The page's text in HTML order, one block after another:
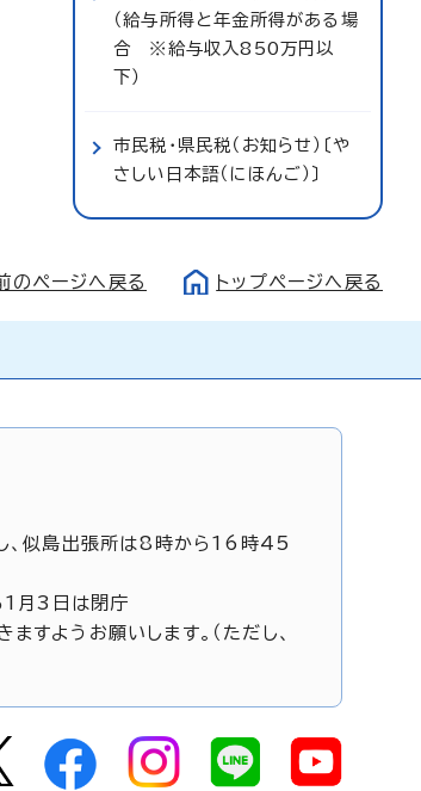
（給与所得と年金所得がある場
合 ※給与収入850万円以
下）
市民税・県民税（お知らせ）〔や
さしい日本語（にほんご）〕
のページへ戻る トップページへ戻る
、似島出張所は8時から16時45
1月3日は閉庁
すようお願いします。（ただし、